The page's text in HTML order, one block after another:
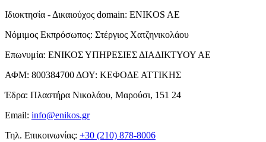
Ιδιοκτησία - Δικαιούχος domain: ENIKOS AE
Νόμιμος Εκπρόσωπος: Στέργιος Χατζηνικολάου
Επωνυμία: ΕΝΙΚΟΣ ΥΠΗΡΕΣΙΕΣ ΔΙΑΔΙΚΤΥΟΥ ΑΕ
ΑΦΜ: 800384700 ΔΟΥ: ΚΕΦΟΔΕ ΑΤΤΙΚΗΣ
Έδρα: Πλαστήρα Νικολάου, Μαρούσι, 151 24
Email: info@enikos.gr
Τηλ. Επικοινωνίας: +30 (210) 878-8006